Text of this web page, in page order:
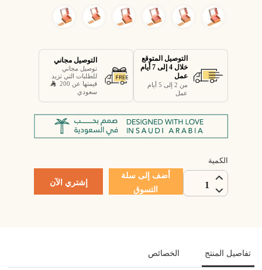
التوصيل المتوقع
خلال 4 إلى 7 أيام
عمل
من 2 إلى 5 أيام
عمل
التوصيل مجاني
توصيل مجاني
للطلبات التي تزيد
قيمتها عن 200
سعودي
الكمية
1
أضف إلى سلة
التسوق
إشتري الآن
تفاصيل المنتج الخصائص